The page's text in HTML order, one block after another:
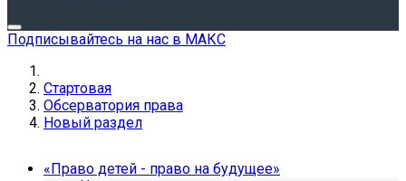
Подписывайтесь на нас в МАКС
Стартовая
Обсерватория права
Новый раздел
«Право детей - право на будущее»